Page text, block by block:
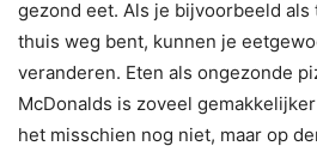
gezond eet. Als je bijvoorbeeld
thuis weg bent, kunnen je
veranderen. Eten als ongezonde
McDonalds is zoveel
het misschien nog niet, maar op